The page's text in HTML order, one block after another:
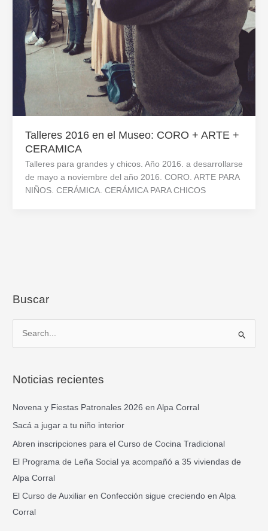
Talleres 2016 en el Museo: CORO + ARTE +
CERAMICA
Talleres para grandes y chicos. Año 2016. a desarrollarse
de mayo a noviembre del año 2016. CORO. ARTE PARA
NIÑOS. CERÁMICA. CERÁMICA PARA CHICOS
Buscar
c
o
r
:
Noticias recientes
Novena y Fiestas Patronales 2026 en Alpa Corral
Sacá a jugar a tu niño interior
Abren inscripciones para el Curso de Cocina Tradicional
El Programa de Leña Social ya acompañó a 35 viviendas de
Alpa Corral
El Curso de Auxiliar en Confección sigue creciendo en Alpa
Corral